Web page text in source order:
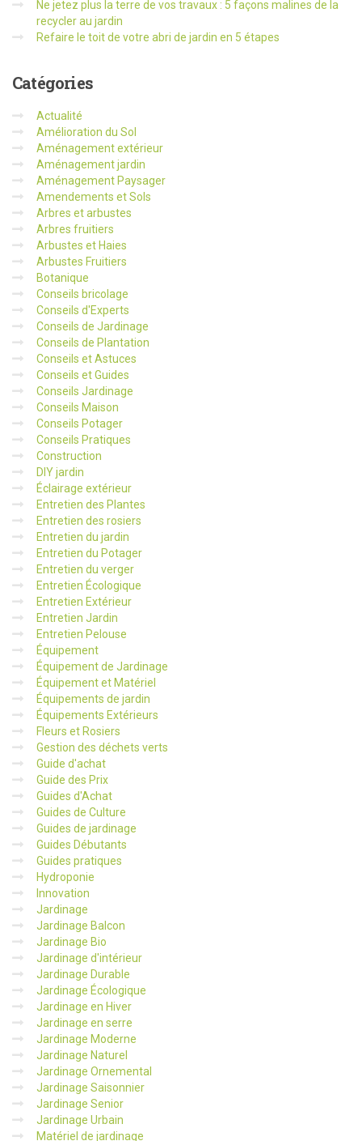
Ne jetez plus la terre de vos travaux : 5 façons malines de la
recycler au jardin
Refaire le toit de votre abri de jardin en 5 étapes
Catégories
Actualité
Amélioration du Sol
Aménagement extérieur
Aménagement jardin
Aménagement Paysager
Amendements et Sols
Arbres et arbustes
Arbres fruitiers
Arbustes et Haies
Arbustes Fruitiers
Botanique
Conseils bricolage
Conseils d'Experts
Conseils de Jardinage
Conseils de Plantation
Conseils et Astuces
Conseils et Guides
Conseils Jardinage
Conseils Maison
Conseils Potager
Conseils Pratiques
Construction
DIY jardin
Éclairage extérieur
Entretien des Plantes
Entretien des rosiers
Entretien du jardin
Entretien du Potager
Entretien du verger
Entretien Écologique
Entretien Extérieur
Entretien Jardin
Entretien Pelouse
Équipement
Équipement de Jardinage
Équipement et Matériel
Équipements de jardin
Équipements Extérieurs
Fleurs et Rosiers
Gestion des déchets verts
Guide d'achat
Guide des Prix
Guides d'Achat
Guides de Culture
Guides de jardinage
Guides Débutants
Guides pratiques
Hydroponie
Innovation
Jardinage
Jardinage Balcon
Jardinage Bio
Jardinage d'intérieur
Jardinage Durable
Jardinage Écologique
Jardinage en Hiver
Jardinage en serre
Jardinage Moderne
Jardinage Naturel
Jardinage Ornemental
Jardinage Saisonnier
Jardinage Senior
Jardinage Urbain
Matériel de jardinage